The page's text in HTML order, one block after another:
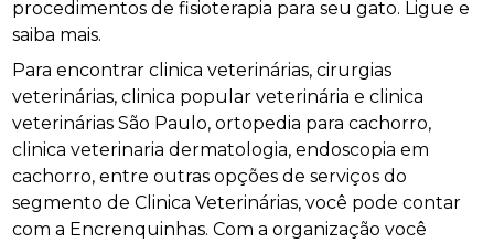
procedimentos de fisioterapia para seu gato. Ligue e
saiba mais.
Para encontrar clinica veterinárias, cirurgias
veterinárias, clinica popular veterinária e clinica
veterinárias São Paulo, ortopedia para cachorro,
clinica veterinaria dermatologia, endoscopia em
cachorro, entre outras opções de serviços do
segmento de Clinica Veterinárias, você pode contar
com a Encrenquinhas. Com a organização você